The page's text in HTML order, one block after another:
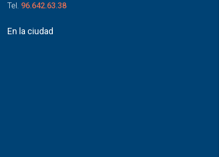
Tel. 96.642.63.38
En la ciudad